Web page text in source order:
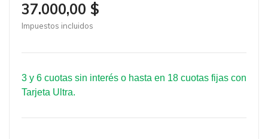
37.000,00 $
Impuestos incluidos
3 y 6 cuotas sin interés o hasta en 18 cuotas fijas con
Tarjeta Ultra.